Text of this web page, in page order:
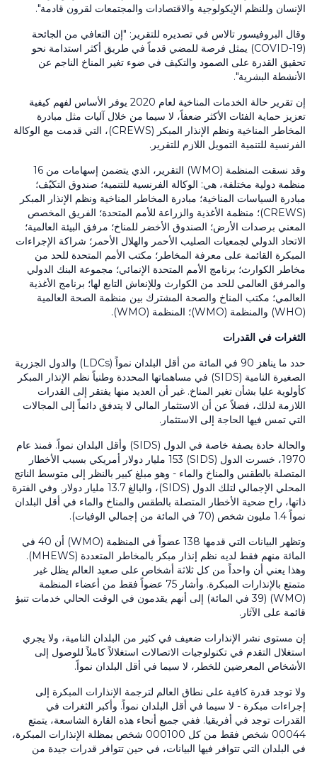
الإنسان وللنظم الإيكولوجية والاقتصادات والمجتمعات لقرون قادمة".
وقال البروفيسور تالاس في تصديره للتقرير: "إن التعافي من الجائحة
(COVID-19)
يمثل فرصة للمضي قدماً في طريق أكثر استدامة نحو
تحقيق القدرة على الصمود والتكيف في ضوء تغير المناخ الناجم عن
الأنشطة البشرية".
إن تقرير حالة الخدمات المناخية لعام 2020 يوفر الأساس لفهم كيفية
تعزيز حماية الفئات الأكثر ضعفاً، لا سيما من خلال آليات مثل مبادرة
المخاطر المناخیة ونظم الإنذار المبكر (CREWS)
، التي قدمت مع الوكالة
الفرنسية للتنمية التمويل اللازم للتقرير.
وقد نسقت المنظمة (WMO) التقرير، الذي يتضمن إسهامات من
16
منظمة دولية مختلفة، هي: الوكالة الفرنسية للتنمية؛ ‏صندوق التكيّف؛
مبادرة السياسات المناخية؛ مبادرة المخاطر المناخیة ونظم الإنذار المبكر
(CREWS)
؛ منظمة الأغذية والزراعة للأمم المتحدة؛ ‏الفريق المخصص
المعني برصدات الأرض؛ الصندوق الأخضر للمناخ؛ مرفق البيئة العالمية؛
الاتحاد الدولي لجمعيات الصليب الأحمر والهلال الأحمر؛ شراكة الإجراءات
المبكرة القائمة على معرفة المخاطر؛ مكتب الأمم المتحدة للحد من
مخاطر الكوارث؛ برنامج الأمم المتحدة الإنمائي؛ مجموعة البنك الدولي
و‏المرفق العالمي للحد من الكوارث وللإنعاش التابع لها؛ برنامج الأغذية
العالمي؛ مكتب المناخ والصحة المشترك بين منظمة الصحة العالمية
(WHO)
والمنظمة (WMO) ؛ المنظمة (WMO)
.
الثغرات في القدرات
حدد ما يناهز 90 في المائة من أقل البلدان نمواً (LDCs)
والدول الجزرية
الصغيرة النامية (SIDS)
في مساهماتها المحددة وطنياً نظم الإنذار المبكر
كأولوية عليا بشأن تغير المناخ. غير أن العديد منها يفتقر إلى القدرات
اللازمة لذلك، فضلاً عن أن الاستثمار المالي لا يتدفق دائماً إلى المجالات
التي تمس فيها الحاجة إلى الاستثمار.
والحالة حادة بصفة خاصة في الدول (SIDS)
وأقل البلدان نمواً. فمنذ عام
1970، خسرت الدول (SIDS)
153 مليار دولار أمريكي بسبب الأخطار
المتصلة بالطقس والمناخ والماء - وهو مبلغ كبير بالنظر إلى متوسط الناتج
المحلي الإجمالي لتلك الدول (SIDS) ، والبالغ 13.7 مليار دولار. وفي الفترة
ذاتها، راح ضحية الأخطار المتصلة بالطقس والمناخ والماء في أقل البلدان
نمواً1.4 مليون شخص (70 في المائة من إجمالي الوفيات).
وتظهر البيانات التي قدمها 138 عضواً في المنظمة (WMO) أن 40 في
المائة منهم فقط لديه نظم إنذار مبكر بالمخاطر المتعددة (MHEWS)
.
وهذا يعني أن واحداً من كل ثلاثة أشخاص على صعيد العالم يظل غير
متمتع بالإنذارات المبكرة. وأشار 75 عضواً فقط من أعضاء المنظمة
(WMO)
(
39في المائة) إلى أنهم يقدمون في الوقت الحالي خدمات تنبؤ
قائمة على الآثار.
إن مستوى نشر الإنذارات ضعيف في كثير من البلدان النامية، ولا يجري
استغلال التقدم في تكنولوجيات الاتصالات استغلالاً كاملاً للوصول إلى
الأشخاص المعرضين للخطر، لا سيما في أقل البلدان نمواً.
ولا توجد قدرة كافية على نطاق العالم لترجمة الإنذارات المبكرة إلى
إجراءات مبكرة - لا سيما في أقل البلدان نمواً. وأكبر الثغرات في
القدرات توجد في أفريقيا. ففي جميع أنحاء هذه القارة الشاسعة، يتمتع
00044 شخص فقط من كل 000 100 شخص بمظلة الإنذارات المبكرة،
في البلدان التي تتوافر فيها البيانات، في حين تتوافر قدرات جيدة من